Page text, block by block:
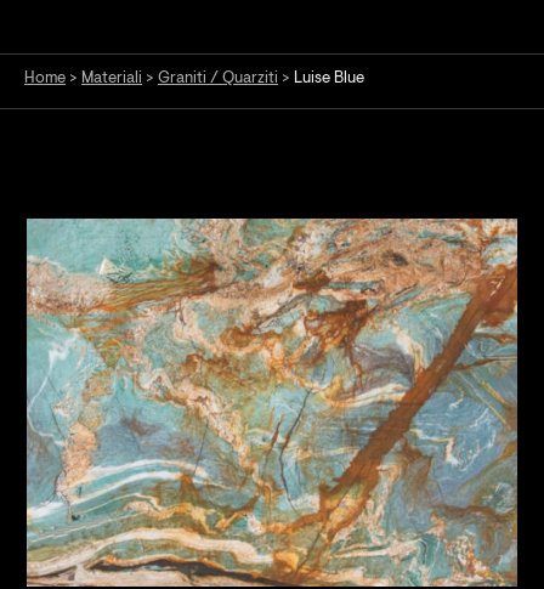
Home > Materiali > Graniti / Quarziti > Luise Blue